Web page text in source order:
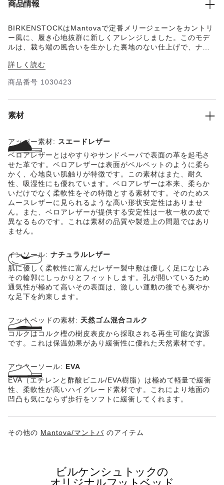
商品情報
BIRKENSTOCKはMantovaで定番メリージェーンをカントリ
ー風に、履き心地抜群に新しくアレンジしました。このモデ
ルは、裁ち端の風合いを生かした裏地のない仕上げで、ナチ
もう一枚の肌のように優しく包み込む特に柔らかいベロアレ
詳しく読む
商品番号 1030423
素材
アッパー素材: スエードレザー
ベロアレザーとはやすりやサンドペーパで表面の革を起毛さ
せた革です。ベロアレザーは表面がベルベットのように柔ら
かく、心地良い肌触りが特徴です。この素材はまた、耐久
性、吸湿性にも優れています。ベロアレザーは本来、柔らか
いだけでなく柔軟性をその特徴とする素材です。そのためス
ムースレザーに見られるような高い形状安定性はありませ
ん。また、ベロアレザーが提供する安定性は一枚一枚の皮で
異なるものです。これは素材の品質や製造上の問題ではあり
ません。
インソール: ナチュラルレザー
肌に優しく柔軟性に富んだレザー製中敷は優しく足になじみ
その輪郭にしっかりとフィットします。孔が開いているため
通気性が極めて高いその表面は、激しい運動の後でも爽やか
な足下を約束します。
フットベッドの素材: 天然ゴム混合コルク
コルクはコルク樫の樹皮表皮から採取される再生可能な資源
です。これは保温効果があり緩衝性に優れた天然素材です。
アウターソール: EVA
EVA（エチレンと酢酸ビニル/EVA樹脂）は極めて軽量で緩衝
性、柔軟性が高いハイグレード素材です。これにより地面の
凹凸も気にならず歩行をソフトに緩衝してくれます。
その他の Mantova/マントバのアイテム
ビルケンシュトックの